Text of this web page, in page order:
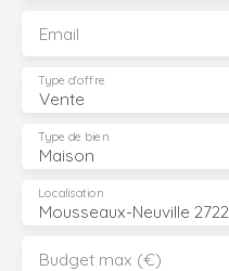
Email
Vente
Type d'offre
Maison
Type de bien
Mousseaux-Neuville
Localisation
Budget max (€)